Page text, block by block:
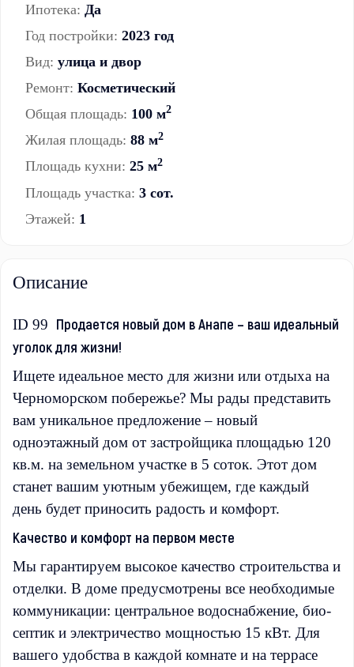
Ипотека: Да
Год постройки: 2023 год
Вид: улица и двор
Ремонт: Косметический
Общая площадь: 100 м2
Жилая площадь: 88 м2
Площадь кухни: 25 м2
Площадь участка: 3 сот.
Этажей: 1
Описание
ID 99 Продается новый дом в Анапе – ваш идеальный
уголок для жизни!
Ищете идеальное место для жизни или отдыха на
Черноморском побережье? Мы рады представить
вам уникальное предложение – новый
одноэтажный дом от застройщика площадью 120
кв.м. на земельном участке в 5 соток. Этот дом
станет вашим уютным убежищем, где каждый
день будет приносить радость и комфорт.
Качество и комфорт на первом месте
Мы гарантируем высокое качество строительства и
отделки. В доме предусмотрены все необходимые
коммуникации: центральное водоснабжение, био-
септик и электричество мощностью 15 кВт. Для
вашего удобства в каждой комнате и на террасе